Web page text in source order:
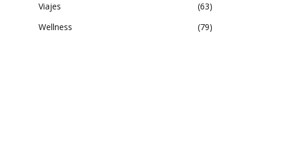
Viajes
63
Wellness
79